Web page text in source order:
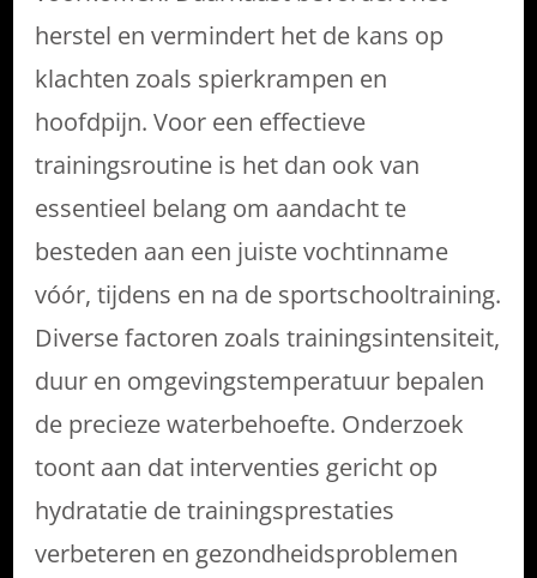
herstel en vermindert het de kans op
klachten zoals spierkrampen en
hoofdpijn. Voor een effectieve
trainingsroutine is het dan ook van
essentieel belang om aandacht te
besteden aan een juiste vochtinname
vóór, tijdens en na de sportschooltraining.
Diverse factoren zoals trainingsintensiteit,
duur en omgevingstemperatuur bepalen
de precieze waterbehoefte. Onderzoek
toont aan dat interventies gericht op
hydratatie de trainingsprestaties
verbeteren en gezondheidsproblemen